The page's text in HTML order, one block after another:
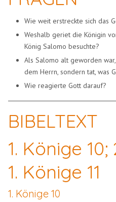
Wie weit erstreckte sich das
Weshalb geriet die Königin
König Salomo besuchte?
Als Salomo alt geworden
dem Herrn, sondern tat, was
Wie reagierte Gott darauf?
BIBELTEXT
1. Könige
1. Könige 11
1. Könige 10